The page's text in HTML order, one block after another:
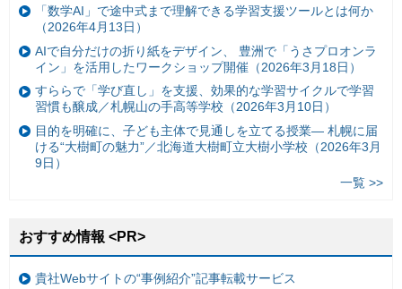
「数学AI」で途中式まで理解できる学習支援ツールとは何か
（2026年4月13日）
AIで自分だけの折り紙をデザイン、 豊洲で「うさプロオンラ
イン」を活用したワークショップ開催（2026年3月18日）
すららで「学び直し」を支援、効果的な学習サイクルで学習
習慣も醸成／札幌山の手高等学校（2026年3月10日）
目的を明確に、子ども主体で見通しを立てる授業— 札幌に届
ける“大樹町の魅力”／北海道大樹町立大樹小学校（2026年3月
9日）
一覧 >>
おすすめ情報 <PR>
貴社Webサイトの“事例紹介”記事転載サービス